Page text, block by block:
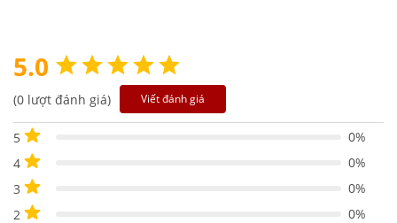
5.0
(0 lượt đánh giá) Viết đánh giá
5
0%
4
0%
3
0%
2
0%